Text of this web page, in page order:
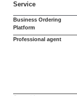
Service
Business Ordering
Platform
Professional agent